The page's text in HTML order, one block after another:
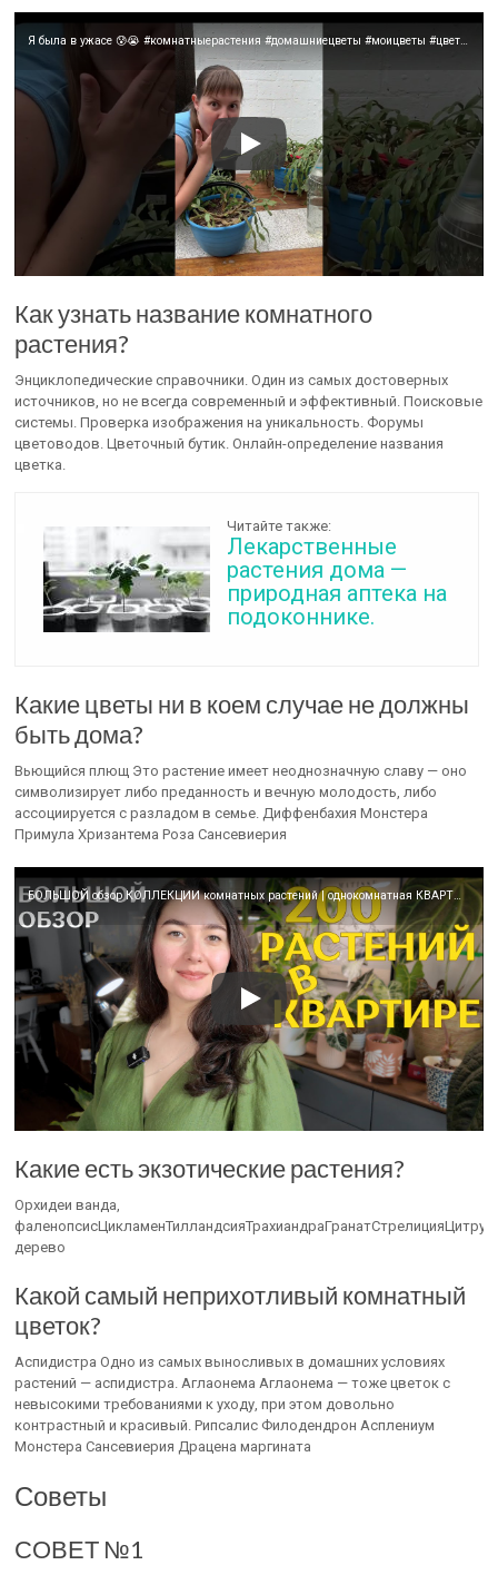
Я была в ужасе 😰😭 #комнатныерастения #домашниецветы #моицветы #цветоводство
Как узнать название комнатного
растения?
Энциклопедические справочники. Один из самых достоверных
источников, но не всегда современный и эффективный. Поисковые
системы. Проверка изображения на уникальность. Форумы
цветоводов. Цветочный бутик. Онлайн-определение названия
цветка.
Читайте также:
Лекарственные
растения дома —
природная аптека на
подоконнике.
Какие цветы ни в коем случае не должны
быть дома?
Вьющийся плющ Это растение имеет неоднозначную славу — оно
символизирует либо преданность и вечную молодость, либо
ассоциируется с разладом в семье. Диффенбахия Монстера
Примула Хризантема Роза Сансевиерия
БОЛЬШОЙ обзор КОЛЛЕКЦИИ комнатных растений | однокомнатная КВАРТИРА с 200 растениями🌿
Какие есть экзотические растения?
Орхидеи ванда,
дерево
Какой самый неприхотливый комнатный
цветок?
Аспидистра Одно из самых выносливых в домашних условиях
растений — аспидистра. Аглаонема Аглаонема — тоже цветок с
невысокими требованиями к уходу, при этом довольно
контрастный и красивый. Рипсалис Филодендрон Асплениум
Монстера Сансевиерия Драцена маргината
Советы
СОВЕТ №1